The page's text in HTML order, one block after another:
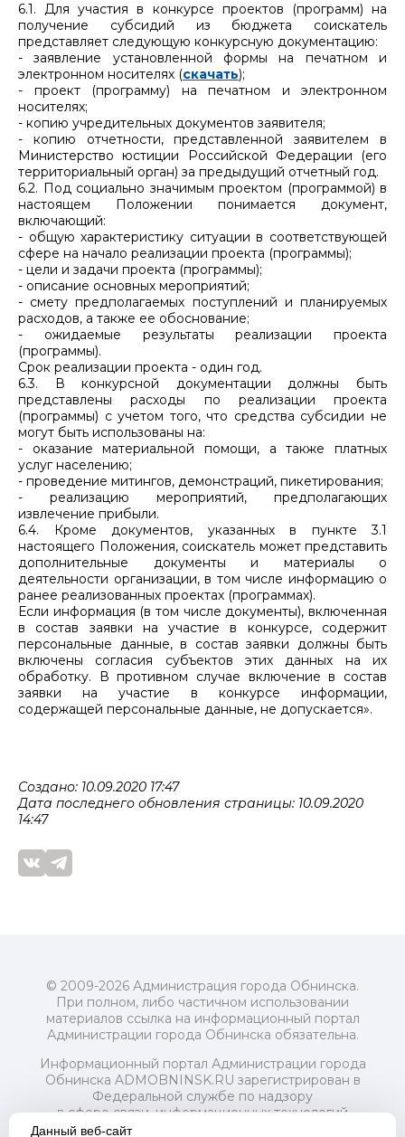
6.1. Для участия в конкурсе проектов (программ) на
получение субсидий из бюджета соискатель
представляет следующую конкурсную документацию:
- заявление установленной формы на печатном и
электронном носителях (скачать);
- проект (программу) на печатном и электронном
носителях;
- копию учредительных документов заявителя;
- копию отчетности, представленной заявителем в
Министерство юстиции Российской Федерации (его
территориальный орган) за предыдущий отчетный год.
6.2. Под социально значимым проектом (программой) в
настоящем Положении понимается документ,
включающий:
- общую характеристику ситуации в соответствующей
сфере на начало реализации проекта (программы);
- цели и задачи проекта (программы);
- описание основных мероприятий;
- смету предполагаемых поступлений и планируемых
расходов, а также ее обоснование;
- ожидаемые результаты реализации проекта
(программы).
Срок реализации проекта - один год.
6.3. В конкурсной документации должны быть
представлены расходы по реализации проекта
(программы) с учетом того, что средства субсидии не
могут быть использованы на:
- оказание материальной помощи, а также платных
услуг населению;
- проведение митингов, демонстраций, пикетирования;
- реализацию мероприятий, предполагающих
извлечение прибыли.
6.4. Кроме документов, указанных в пункте 3.1
настоящего Положения, соискатель может представить
дополнительные документы и материалы о
деятельности организации, в том числе информацию о
ранее реализованных проектах (программах).
Если информация (в том числе документы), включенная
в состав заявки на участие в конкурсе, содержит
персональные данные, в состав заявки должны быть
включены согласия субъектов этих данных на их
обработку. В противном случае включение в состав
заявки на участие в конкурсе информации,
содержащей персональные данные, не допускается».
Создано: 10.09.2020 17:47
Дата последнего обновления страницы: 10.09.2020
14:47
© 2009-2026 Администрация города Обнинска.
При полном, либо частичном использовании
материалов ссылка на информационный портал
Администрации города Обнинска обязательна.
Информационный портал Администрации города
Обнинска ADMOBNINSK.RU зарегистрирован в
Федеральной службе по надзору
в сфере связи, информационных технологий
и массовых коммуникаций (Роскомнадзор) 24 июля
Данный веб-сайт